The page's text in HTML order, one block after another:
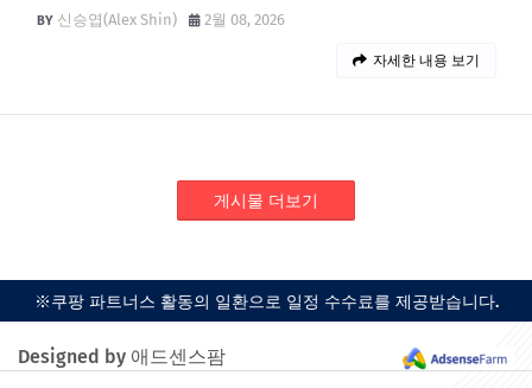
신승엽(Alex Shin)
2월 08, 2026
자세한 내용 보기
게시물 더보기
※쿠팡 파트너스 활동의 일환으로 일정 수수료를 제공받습니다.
Designed by 애드센스팜